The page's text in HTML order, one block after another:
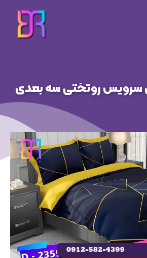
سرویس روتختی سه بعدی